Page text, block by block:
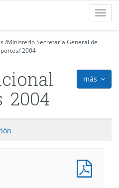
/Ministerio Secretaría General de
/2004
más
2004